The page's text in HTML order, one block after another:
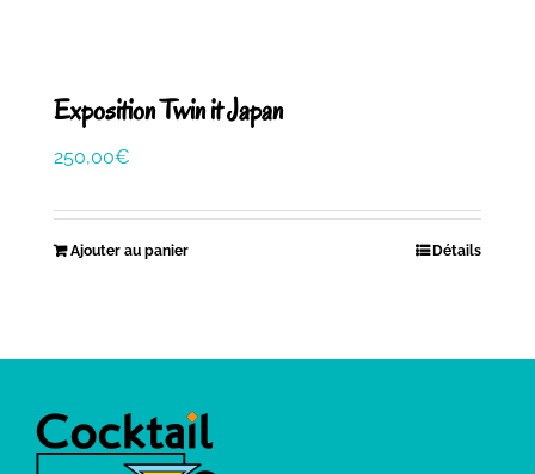
Exposition Twin it Japan
250,00€
Ajouter au panier Détails